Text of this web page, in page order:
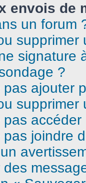
envois de
un forum
supprimer
signature
?
ajouter
supprimer
joindre